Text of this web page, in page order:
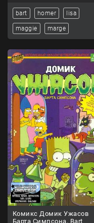
bart homer lisa
maggie marge
Комикс Домик Ужасов
Барта Симпсона. Bart